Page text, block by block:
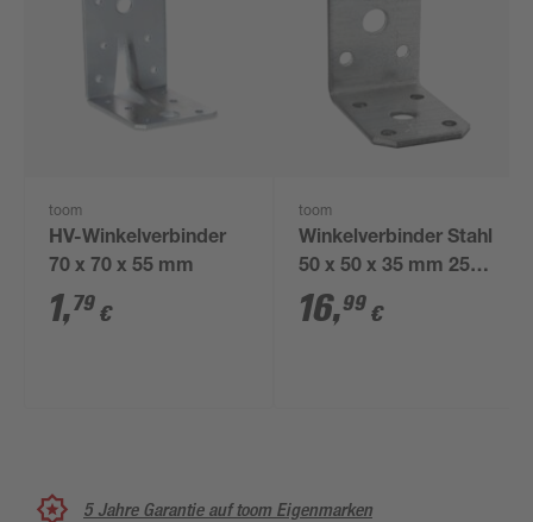
toom
HV-Winkelverbinder
70 x 70 x 55 mm
1,79 €
toom
Winkelverbinder Stahl
50 x 50 x 35 mm 25
Stück
16,99 €
5 Jahre Garantie auf toom Eigenmarken